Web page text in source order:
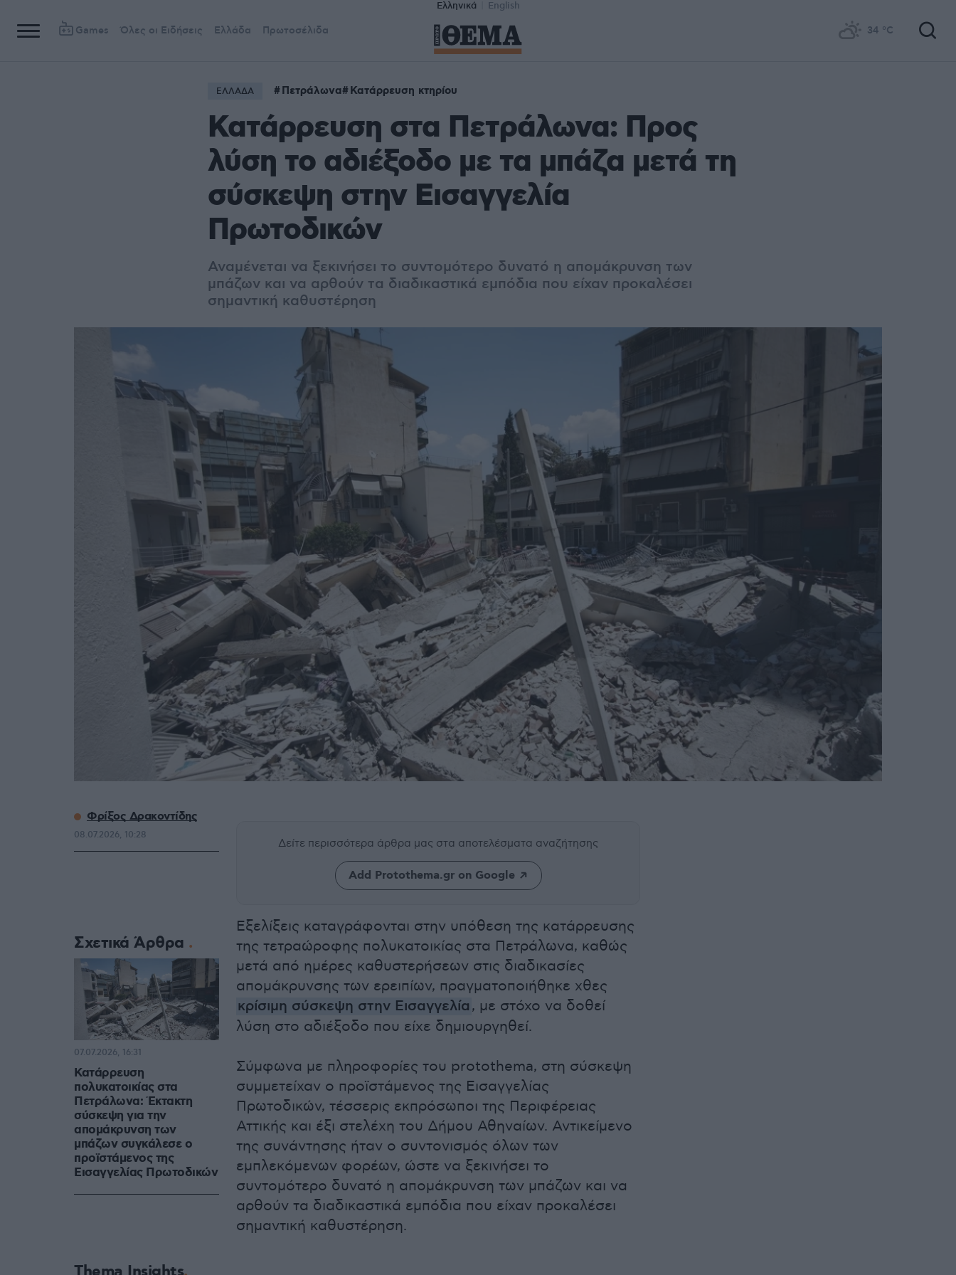
Ελληνικά English
Games Όλες οι Ειδήσεις Ελλάδα Πρωτοσέλιδα 34 °C
ΕΛΛΑΔΑ Πετράλωνα Κατάρρευση κτηρίου
Κατάρρευση στα Πετράλωνα: Προς
λύση το αδιέξοδο με τα μπάζα μετά τη
σύσκεψη στην Εισαγγελία
Πρωτοδικών
Αναμένεται να ξεκινήσει το συντομότερο δυνατό η απομάκρυνση των
μπάζων και να αρθούν τα διαδικαστικά εμπόδια που είχαν προκαλέσει
σημαντική καθυστέρηση
Δείτε περισσότερα άρθρα μας στα αποτελέσματα αναζήτησης
Add Protothema.gr on Google
Εξελίξεις καταγράφονται στην υπόθεση της κατάρρευσης
της τετραώροφης πολυκατοικίας στα Πετράλωνα, καθώς
μετά από ημέρες καθυστερήσεων στις διαδικασίες
απομάκρυνσης των ερειπίων, πραγματοποιήθηκε χθες
κρίσιμη σύσκεψη στην Εισαγγελία , με στόχο να δοθεί
λύση στο αδιέξοδο που είχε δημιουργηθεί.
Σύμφωνα με πληροφορίες του protothema, στη σύσκεψη
συμμετείχαν ο προϊστάμενος της Εισαγγελίας
Πρωτοδικών, τέσσερις εκπρόσωποι της Περιφέρειας
Αττικής και έξι στελέχη του Δήμου Αθηναίων. Αντικείμενο
της συνάντησης ήταν ο συντονισμός όλων των
εμπλεκόμενων φορέων, ώστε να ξεκινήσει το
συντομότερο δυνατό η απομάκρυνση των μπάζων και να
αρθούν τα διαδικαστικά εμπόδια που είχαν προκαλέσει
σημαντική καθυστέρηση.
Φρίξος Δρακοντίδης
08.07.2026, 10:28
Σχετικά Άρθρα
Κατάρρευση
πολυκατοικίας στα
Πετράλωνα: Έκτακτη
σύσκεψη για την
απομάκρυνση των
μπάζων συγκάλεσε ο
προϊστάμενος της
Εισαγγελίας Πρωτοδικών
07.07.2026, 16:31